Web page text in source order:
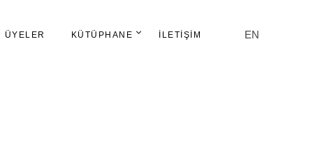
ÜYELER KÜTÜPHANE İLETIŞIM EN